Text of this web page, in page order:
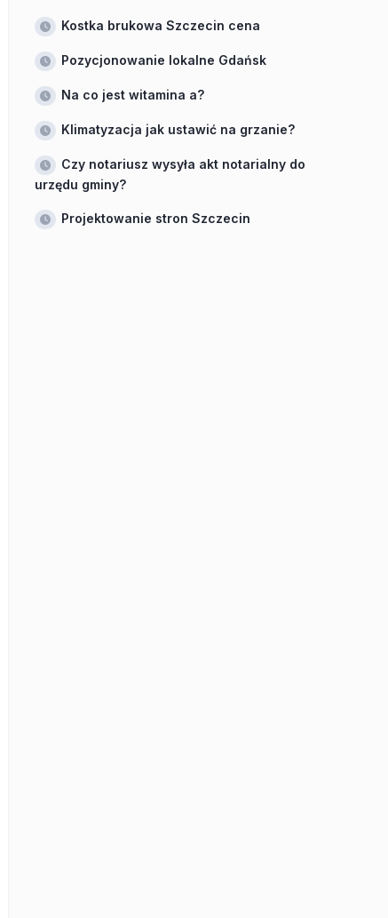
Kostka brukowa Szczecin cena
Pozycjonowanie lokalne Gdańsk
Na co jest witamina a?
Klimatyzacja jak ustawić na grzanie?
Czy notariusz wysyła akt notarialny do
urzędu gminy?
Projektowanie stron Szczecin